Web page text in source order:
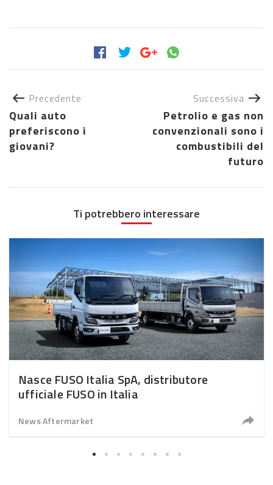
Precedente
Quali auto
preferiscono i
giovani?
Successiva
Petrolio e gas non
convenzionali sono i
combustibili del
futuro
Ti potrebbero interessare
Nasce FUSO Italia SpA, distributore
ufficiale FUSO in Italia
News Aftermarket